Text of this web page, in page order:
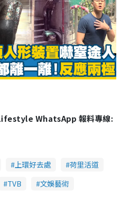
n
i
n
g
T
WhatsApp 報料專線:
上環好去處
荷里活道
TVB
文娛藝術